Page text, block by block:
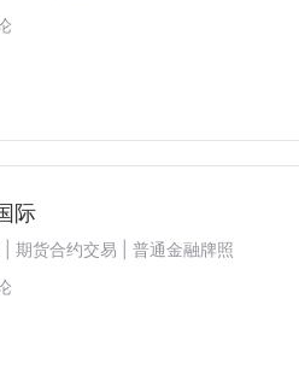
际
期货合约交易 | 普通金融牌照